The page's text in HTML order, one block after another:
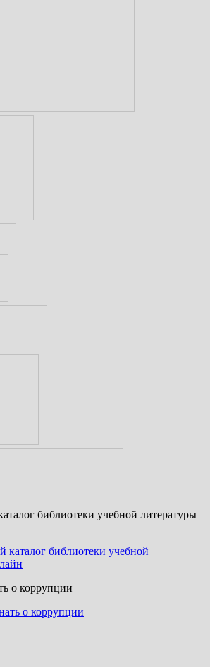
библиотеки учебной литературы
о коррупции